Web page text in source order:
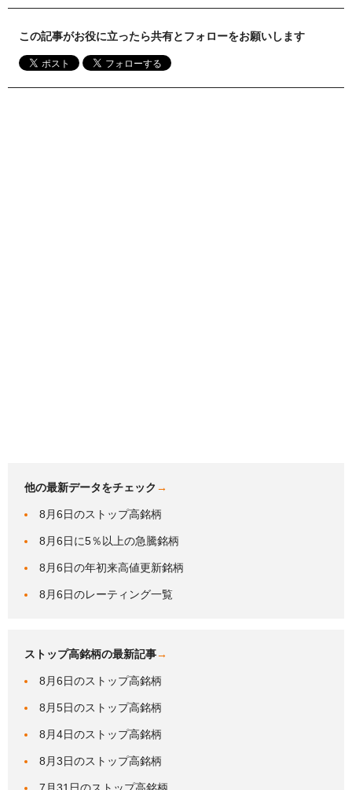
この記事がお役に立ったら共有とフォローをお願いします
他の最新データをチェック →
8月6日のストップ高銘柄
8月6日に5％以上の急騰銘柄
8月6日の年初来高値更新銘柄
8月6日のレーティング一覧
ストップ高銘柄の最新記事→
8月6日のストップ高銘柄
8月5日のストップ高銘柄
8月4日のストップ高銘柄
8月3日のストップ高銘柄